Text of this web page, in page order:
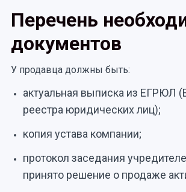
Перечень
документов
У продавца должны быть:
актуальная выписка из ЕГРЮЛ
реестра юридических лиц);
копия устава компании;
протокол заседания
принято решение о продаже